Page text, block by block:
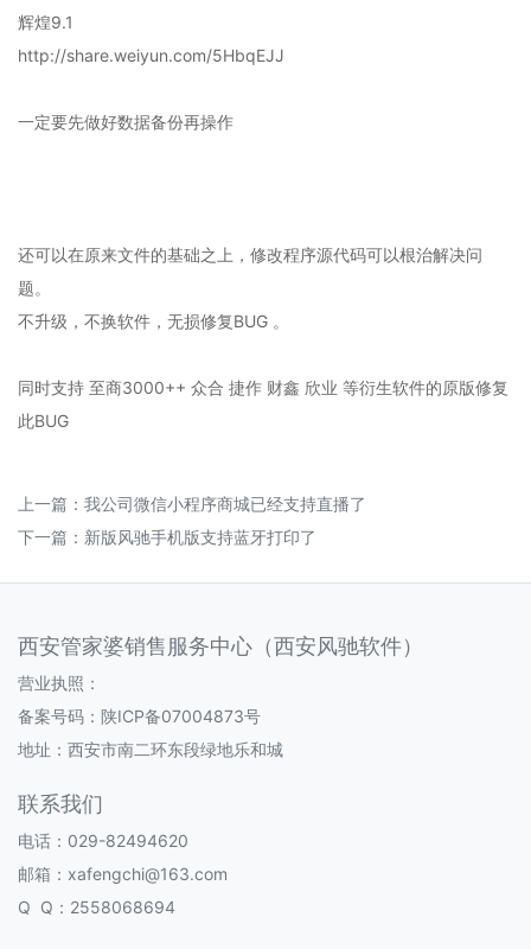
辉煌9.1
http://share.weiyun.com/5HbqEJJ
一定要先做好数据备份再操作
还可以在原来文件的基础之上，修改程序源代码可以根治解决问
题。
不升级，不换软件，无损修复BUG 。
同时支持 至商3000++ 众合 捷作 财鑫 欣业 等衍生软件的原版修复
此BUG
上一篇： 我公司微信小程序商城已经支持直播了
下一篇： 新版风驰手机版支持蓝牙打印了
西安管家婆销售服务中心（西安风驰软件）
营业执照：
备案号码： 陕ICP备07004873号
地址：西安市南二环东段绿地乐和城
联系我们
电话：029-82494620
邮箱：xafengchi@163.com
Q Q：2558068694